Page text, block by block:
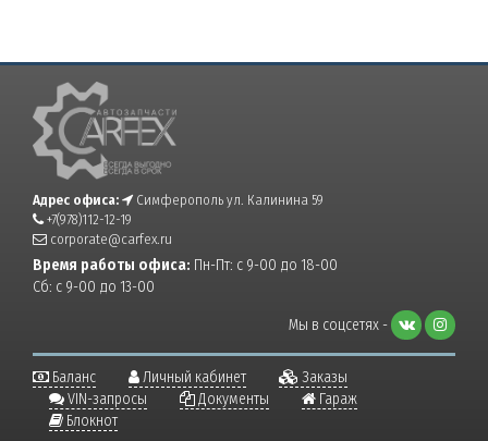
Адрес офиса:
Симферополь ул. Калинина 59
+7(978)112-12-19
corporate@carfex.ru
Время работы офиса: Пн-Пт: с 9-00 до 18-00
Сб: с 9-00 до 13-00
Мы в соцсетях -
Баланс Личный кабинет
Заказы
VIN-запросы
Документы
Гараж
Блокнот